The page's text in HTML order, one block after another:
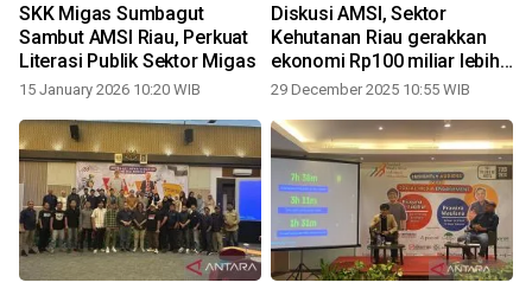
SKK Migas Sumbagut
Sambut AMSI Riau, Perkuat
Literasi Publik Sektor Migas
15 January 2026 10:20 WIB
Diskusi AMSI, Sektor
Kehutanan Riau gerakkan
ekonomi Rp100 miliar lebih
per bulan
29 December 2025 10:55 WIB